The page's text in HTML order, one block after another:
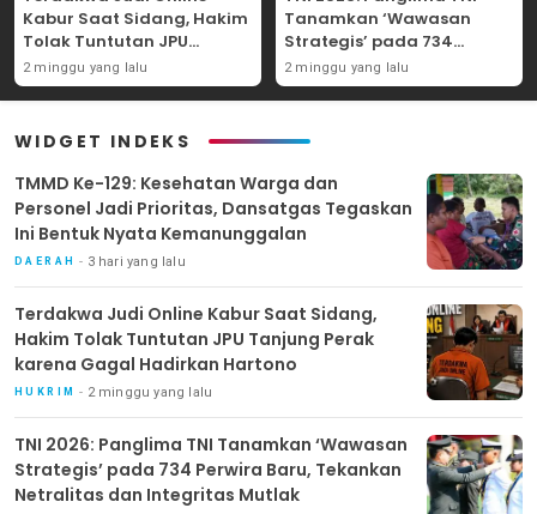
Kabur Saat Sidang, Hakim
Tolak Tuntutan JPU
Tanjung Perak karena
Gagal Hadirkan Hartono
2 minggu yang lalu
Tanamkan ‘Wawasan
Strategis’ pada 734
Perwira Baru, Tekankan
Netralitas dan Integritas
2 minggu yang lalu
WIDGET INDEKS
TMMD Ke-129: Kesehatan Warga dan
Personel Jadi Prioritas, Dansatgas Tegaskan
Ini Bentuk Nyata Kemanunggalan
DAERAH 3 hari yang lalu
Terdakwa Judi Online Kabur Saat Sidang,
Hakim Tolak Tuntutan JPU Tanjung Perak
karena Gagal Hadirkan Hartono
HUKRIM 2 minggu yang lalu
TNI 2026: Panglima TNI Tanamkan ‘Wawasan
Strategis’ pada 734 Perwira Baru, Tekankan
Netralitas dan Integritas Mutlak